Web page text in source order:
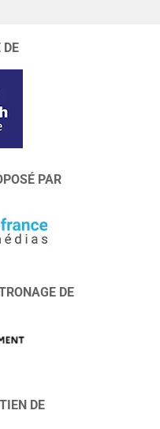
DE
PAR
DE
DE